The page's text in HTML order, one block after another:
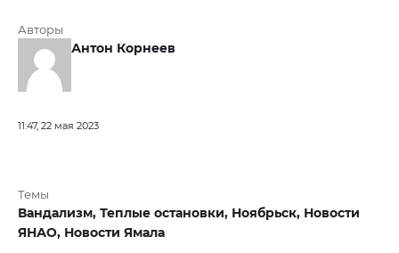
Авторы
Антон Корнеев
11:47, 22 мая 2023
Темы
Вандализм, Теплые остановки, Ноябрьск, Новости
ЯНАО, Новости Ямала